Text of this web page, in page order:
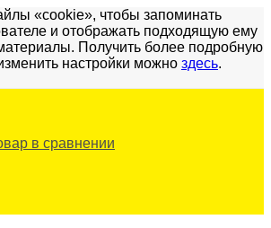
«cookie», чтобы запоминать
и отображать подходящую ему
Получить более подробную
настройки можно здесь.
в сравнении